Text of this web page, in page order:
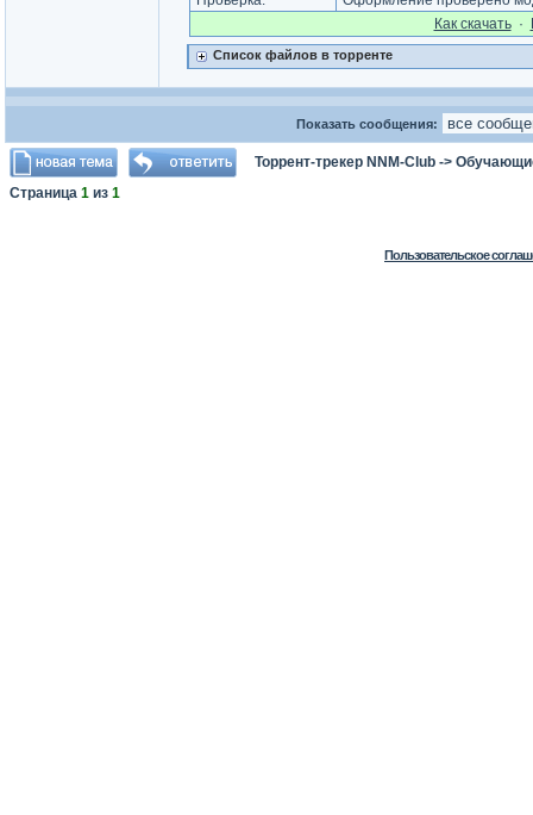
Как cкачать·
Список файлов в торренте
Показать сообщения:
Торрент-трекер NNM-Club ->
Страница 1 из 1
Пользовательское